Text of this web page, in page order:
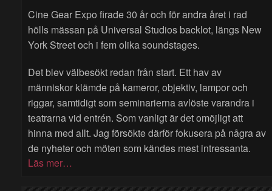
Cine Gear Expo firade 30 år och för andra året i rad
hölls mässan på Universal Studios backlot, längs New
York Street och i fem olika soundstages.
Det blev välbesökt redan från start. Ett hav av
människor klämde på kameror, objektiv, lampor och
riggar, samtidigt som seminarierna avlöste varandra i
teatrarna vid entrén. Som vanligt är det omöjligt att
hinna med allt. Jag försökte därför fokusera på några av
de nyheter och möten som kändes mest intressanta.
Läs mer…